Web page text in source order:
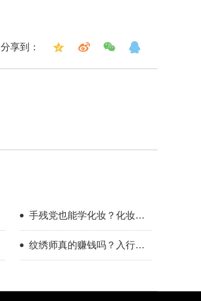
分享到：
手残党也能学化妆？化妆学
校怎么选？
纹绣师真的赚钱吗？入行半
年的真实感受